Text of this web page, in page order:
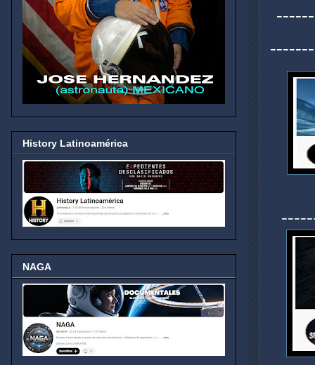
History Latinoamérica
NAGA